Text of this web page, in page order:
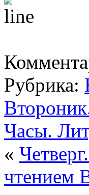
Рубрика:
Часы.
«
чтением